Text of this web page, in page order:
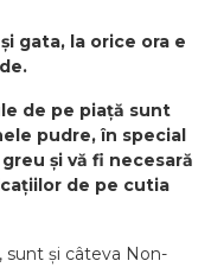
gata, la orice ora e
de pe piață sunt
pudre, în special
și vă fi necesară
de pe cutia
și câteva Non-